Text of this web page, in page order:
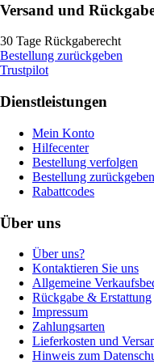
Versand und
30 Tage Rückgaberecht
Bestellung zurückgeben
Trustpilot
Dienstleistungen
Mein Konto
Hilfecenter
Bestellung verfolgen
Bestellung zurückgeben
Rabattcodes
Über uns
Über uns?
Kontaktieren Sie uns
Allgemeine
Rückgabe & Erstattung
Impressum
Zahlungsarten
Lieferkosten und
Hinweis zum